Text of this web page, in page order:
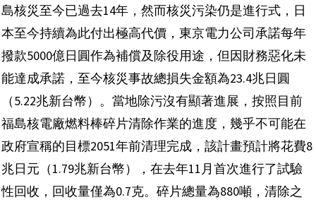
島核災至今已過去14年，然而核災污染仍是進行式，日
本至今持續為此付出極高代價，東京電力公司承諾每年
撥款5000億日圓作為補償及除役用途，但因財務惡化未
能達成承諾，至今核災事故總損失金額為23.4兆日圓
（5.22兆新台幣）。當地除污沒有顯著進展，按照目前
福島核電廠燃料棒碎片清除作業的進度，幾乎不可能在
政府宣稱的目標2051年前清理完成，該計畫預計將花費8
兆日元（1.79兆新台幣），在去年11月首次進行了試驗
性回收，回收量僅為0.7克。碎片總量為880噸，清除之